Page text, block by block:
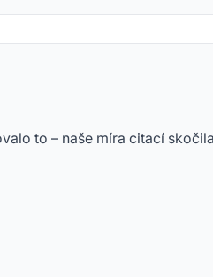
to – naše míra citací